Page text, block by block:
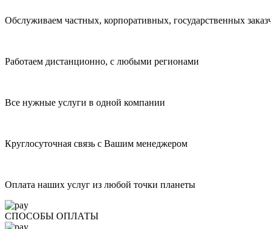
Обслуживаем частных, корпоративных, государственных
Работаем дистанционно, с любыми регионами
Все нужные услуги в одной компании
Круглосуточная связь с Вашим менеджером
Оплата наших услуг из любой точки планеты
СПОСОБЫ ОПЛАТЫ